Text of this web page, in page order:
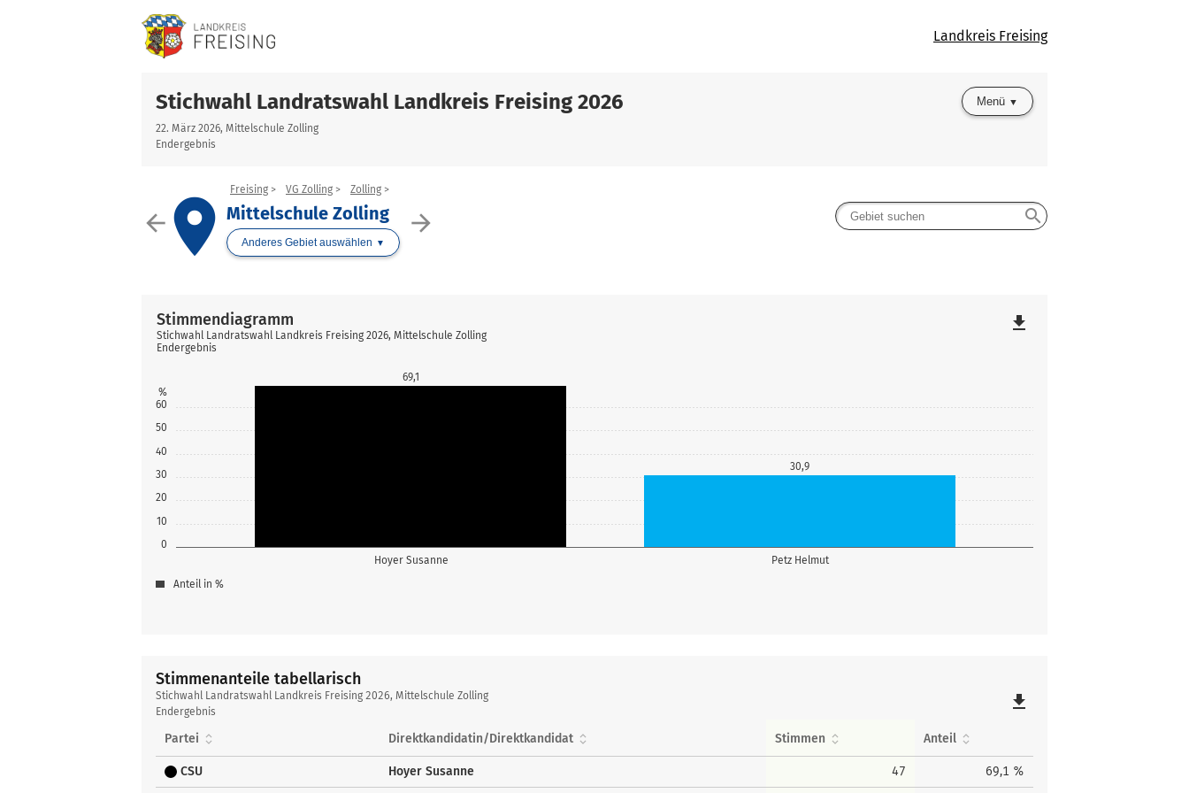
Landkreis Freising
Stichwahl Landratswahl Landkreis Freising 2026
22. März 2026, Mittelschule Zolling
Endergebnis
Menü
arrow_back arrow_forward
place
Freising VG Zolling Zolling
Mittelschule Zolling
Anderes Gebiet auswählen
search
0
10
20
30
40
50
60
%
Hoyer Susanne Petz Helmut
69,1
30,9
Stimmendiagramm
Stichwahl Landratswahl Landkreis Freising 2026, Mittelschule Zolling
Endergebnis
Anteil in %
file_download
Stimmenanteile tabellarisch
Stimmenanteile
tabellarisch
Stichwahl Landratswahl Landkreis Freising 2026, Mittelschule Zolling
Endergebnis
file_download
Partei Direktkandidatin/Direktkandidat Stimmen Anteil
CSU Hoyer Susanne 47 69,1 %